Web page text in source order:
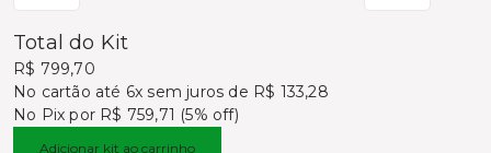
Total do Kit
R$ 799,70
No cartão até 6x sem juros de R$ 133,28
No Pix por R$ 759,71 (5% off)
Adicionar kit ao carrinho